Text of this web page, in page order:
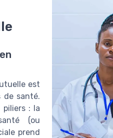
est
de santé.
piliers : la
(ou
prend